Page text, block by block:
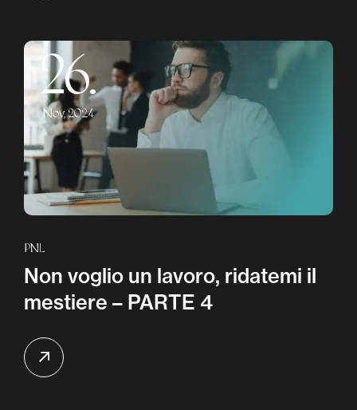
26.
Nov, 2024
PNL
Non voglio un lavoro, ridatemi il
mestiere – PARTE 4